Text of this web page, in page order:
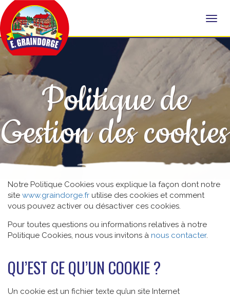
Politique de
Gestion des cookies
Notre Politique Cookies vous explique la façon dont notre
site www.graindorge.fr utilise des cookies et comment
vous pouvez activer ou désactiver ces cookies.
Pour toutes questions ou informations relatives à notre
Politique Cookies, nous vous invitons à nous contacter.
QU’EST CE QU’UN COOKIE ?
Un cookie est un fichier texte qu’un site Internet